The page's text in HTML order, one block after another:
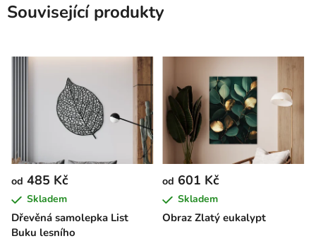
Související produkty
Dřevěná samolepka List
Buku lesního
od 485 Kč
Skladem
Obraz Zlatý eukalypt
od 601 Kč
Skladem